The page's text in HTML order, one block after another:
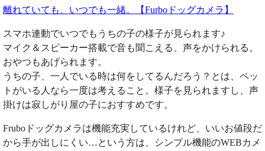
離れていても、いつでも一緒。【Furboドッグカメラ】
スマホ連動でいつでもうちの子の様子が見られます♪
マイク＆スピーカー搭載で音も聞こえる、声をかけられる。
おやつもあげられます。
うちの子、一人でいる時は何をしてるんだろう？とは、ペッ
トがいる人なら一度は考えること。様子を見られますし、声
掛けは寂しがり屋の子におすすめです。
Fruboドッグカメラは機能充実しているけれど、いいお値段だ
から手が出しにくい…という方は、シンプル機能のWEBカメ